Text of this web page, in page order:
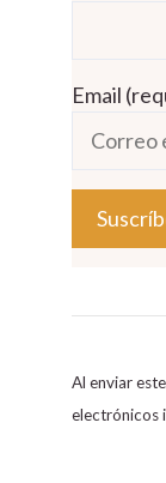
Email
o
s
t
Al enviar
electrónicos